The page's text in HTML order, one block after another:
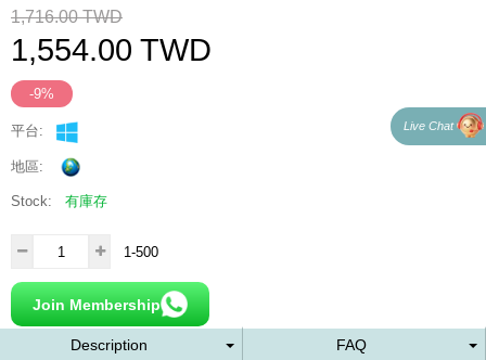
1,716.00 TWD
1,554.00 TWD
-9%
平台:
地區:
Stock: 有庫存
1-500
Join Membership
Description FAQ
Live Chat